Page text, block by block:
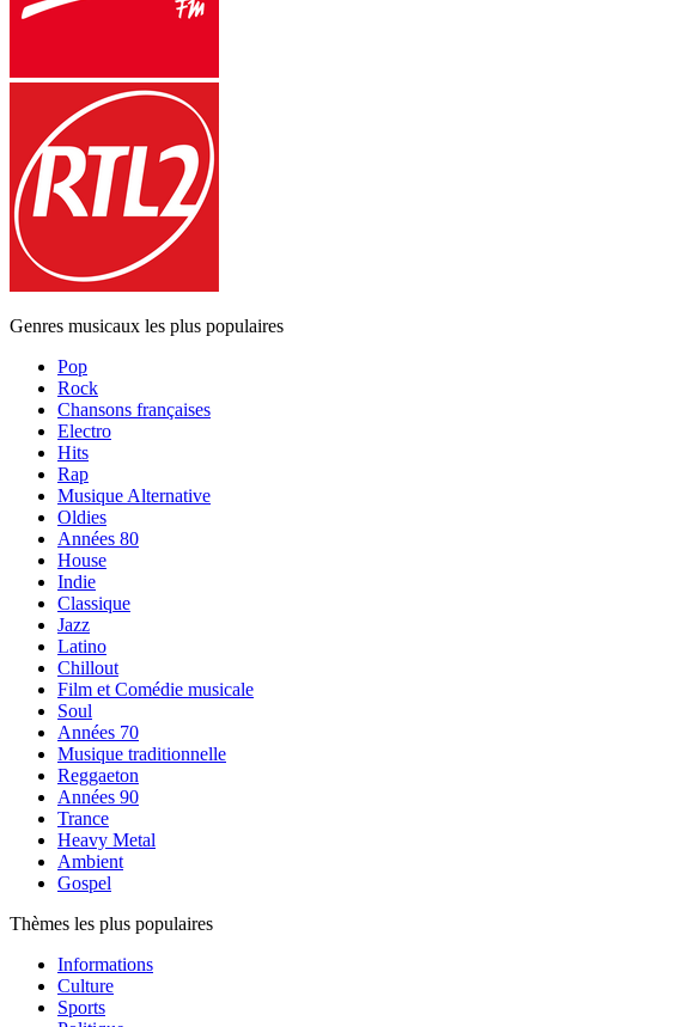
Genres musicaux les plus populaires
Pop
Rock
Chansons françaises
Electro
Hits
Rap
Musique Alternative
Oldies
Années 80
House
Indie
Classique
Jazz
Latino
Chillout
Film et Comédie musicale
Soul
Années 70
Musique traditionnelle
Reggaeton
Années 90
Trance
Heavy Metal
Ambient
Gospel
Thèmes les plus populaires
Informations
Culture
Sports